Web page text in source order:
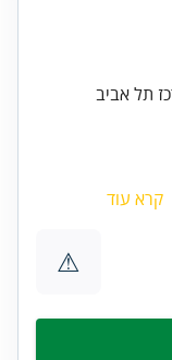
קרא עוד
⚠